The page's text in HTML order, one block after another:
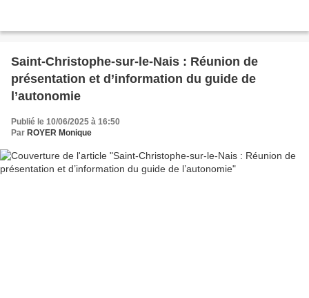
Saint-Christophe-sur-le-Nais : Réunion de
présentation et d’information du guide de
l’autonomie
Publié le 10/06/2025 à 16:50
Par ROYER Monique